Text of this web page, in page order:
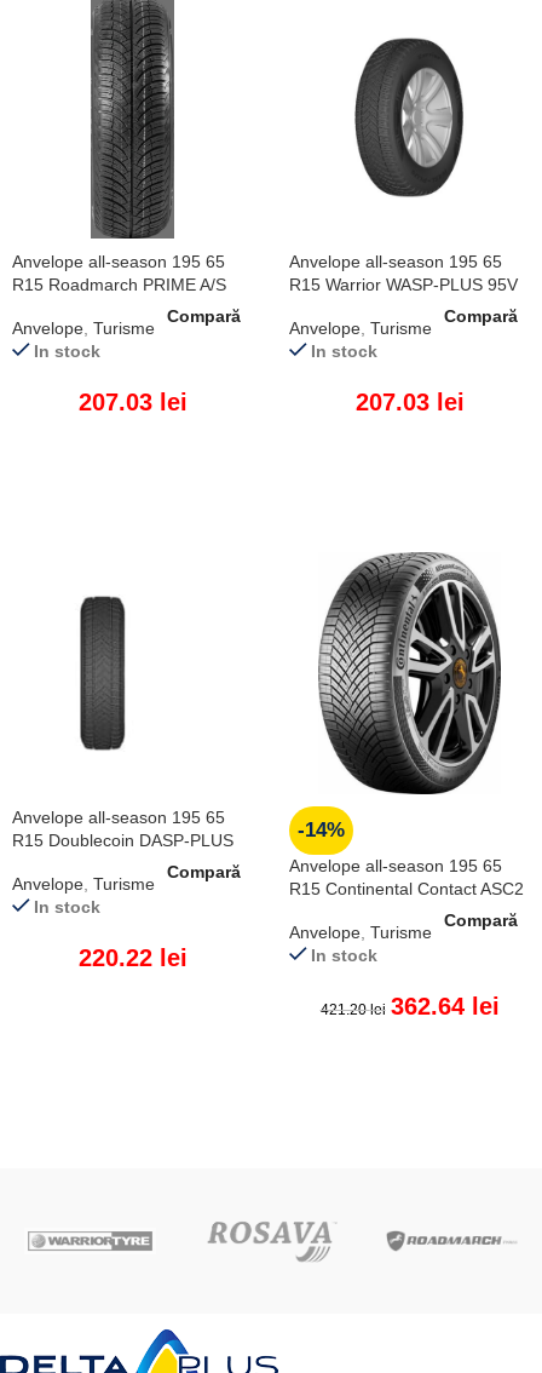
Anvelope all-season 195 65
R15 Roadmarch PRIME A/S
Anvelope Turisme
In stock
207.03 lei
Compară
Anvelope all-season 195 65
R15 Warrior WASP-PLUS 95V
Anvelope Turisme
In stock
207.03 lei
Compară
Anvelope all-season 195 65
R15 Doublecoin DASP-PLUS
Anvelope Turisme
In stock
220.22 lei
Compară
-14%
Anvelope all-season 195 65
R15 Continental Contact ASC2
Anvelope Turisme
In stock
421.20lei 362.64 lei
Compară